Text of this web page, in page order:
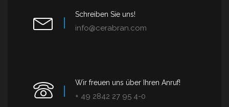
Schreiben Sie uns!
info@cerabran.com
Wir freuen uns über Ihren Anruf!
+ 49 2842 27 95 4-0